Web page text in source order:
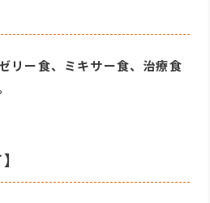
リー食、ミキサー食、治療食